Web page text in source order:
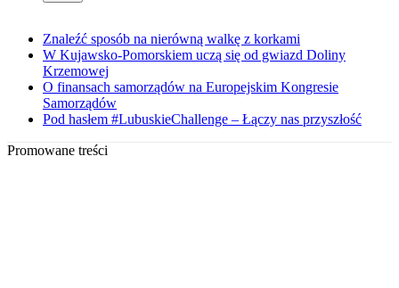
Znaleźć sposób na nierówną walkę z korkami
W Kujawsko-Pomorskiem uczą się od gwiazd Doliny
Krzemowej
O finansach samorządów na Europejskim Kongresie
Samorządów
Pod hasłem #LubuskieChallenge – Łączy nas przyszłość
Promowane treści